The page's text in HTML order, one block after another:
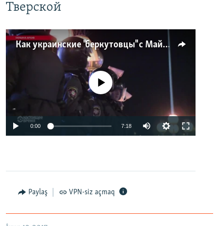
Тверской
Как украинские "беркутовцы" с Майдана стали ОМОНом с Тверской
No media source currently available
0:00 7:18
Paylaş VPN-siz açmaq